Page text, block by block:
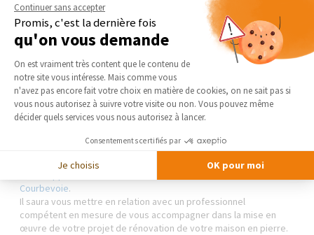
Un soin particulier doit être apporté à la
rénovation de votre
maison ancienne. La fréquence et la qualité de l’entretien
dépendront du type de pierres utilisé lors de la construction de
la maison. En effet, entre le calcaire, le granit, la meulière ou le
grès, les problèmes rencontrés ne sont pas les mêmes.
Et bien d’autres pathologies peuvent affecter votre façade en
pierre, comme la pollution ou encore la dégradation des joints.
Petits ou gros travaux, la rénovation d’une maison en pierre
nécessite la maîtrise de certaines techniques pour éviter des
désagréments. Le tout en respectant le matériau d’origine.
Faites appel à votre courtier de La Maison Des Travaux
Courbevoie.
Il saura vous mettre en relation avec un professionnel
compétent en mesure de vous accompagner dans la mise en
œuvre de votre projet de rénovation de votre maison en pierre.
Continuer sans accepter
Promis, c'est la dernière fois
qu'on vous demande
Plateforme de Gestion du
On est vraiment très content que le contenu de
notre site vous intéresse. Mais comme vous
n'avez pas encore fait votre choix en matière de cookies, on ne sait pas si
vous nous autorisez à suivre votre visite ou non. Vous pouvez même
décider quels services vous nous autorisez à lancer.
Consentements certifiés par
Je choisis OK pour moi
Axeptio consent